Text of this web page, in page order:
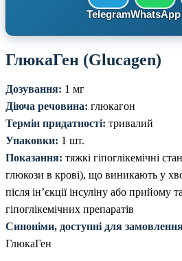
TelegramWhatsApp
ГлюкаГен (Glucagen)
Дозування: 1 мг
Діюча речовина: глюкагон
Термін придатності: тривалий
Упаковки: 1 шт.
Показання: тяжкі гіпоглікемічні
глюкози в крові), що виникають у
після ін’єкції інсуліну або прийому
гіпоглікемічних препаратів
Синоніми, доступні для
ГлюкаГен